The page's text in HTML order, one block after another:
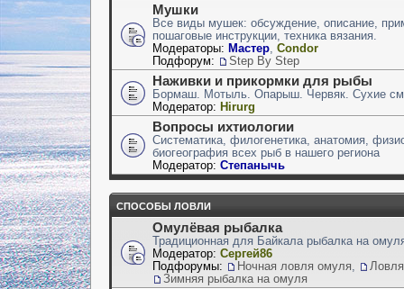
Мушки
Все виды мушек: обсуждение, описание,
пошаговые инструкции, техника вязания.
Модераторы: Мастер Condor
Подфорум:
Step By Step
Наживки и прикормки для рыбы
Бормаш. Мотыль. Опарыш. Червяк. Сухие
Модератор: Hirurg
Вопросы ихтиологии
Систематика, филогенетика, анатомия,
биогеография всех рыб в нашего региона
Модератор: Степанычь
СПОСОБЫ ЛОВЛИ
Омулёвая рыбалка
Традиционная для Байкала рыбалка на
Модератор: Сергей86
Подфорумы:
Ночная ловля омуля
Зимняя рыбалка на омуля